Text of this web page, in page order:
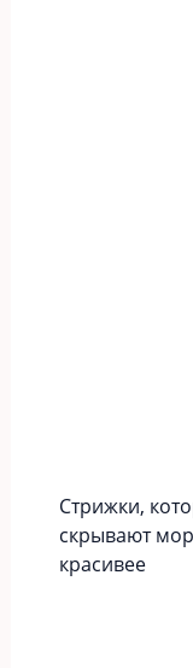
Стрижки,
скрывают
красивее